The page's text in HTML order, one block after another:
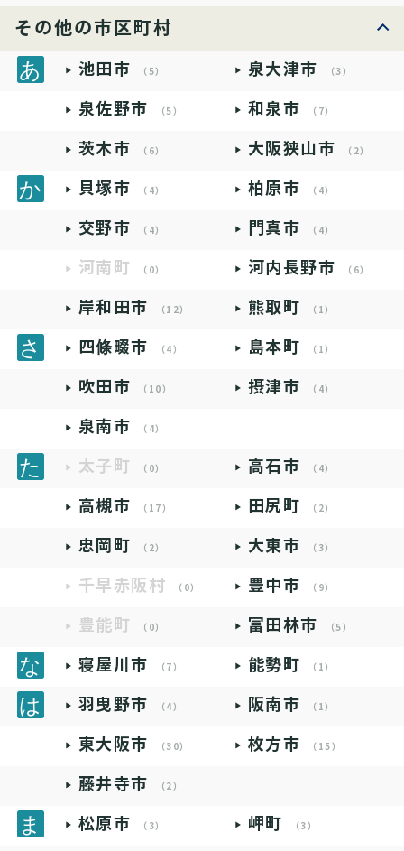
その他の市区町村
池田市 （5） 泉大津市 （3）
泉佐野市 （5） 和泉市 （7）
茨木市 （6） 大阪狭山市 （2）
貝塚市 （4） 柏原市 （4）
交野市 （4） 門真市 （4）
河南町 （0） 河内長野市 （6）
岸和田市 （12） 熊取町 （1）
四條畷市 （4） 島本町 （1）
吹田市 （10） 摂津市 （4）
泉南市 （4）
太子町 （0） 高石市 （4）
高槻市 （17） 田尻町 （2）
忠岡町 （2） 大東市 （3）
千早赤阪村 （0） 豊中市 （9）
豊能町 （0） 富田林市 （5）
寝屋川市 （7） 能勢町 （1）
羽曳野市 （4） 阪南市 （1）
東大阪市 （30） 枚方市 （15）
藤井寺市 （2）
松原市 （3） 岬町 （3）